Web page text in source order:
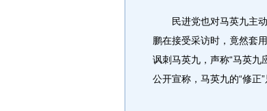
民进党也对马英九主动
鹏在接受采访时，竟然套
讽刺马英九，声称“马英九
公开宣称，马英九的“修正